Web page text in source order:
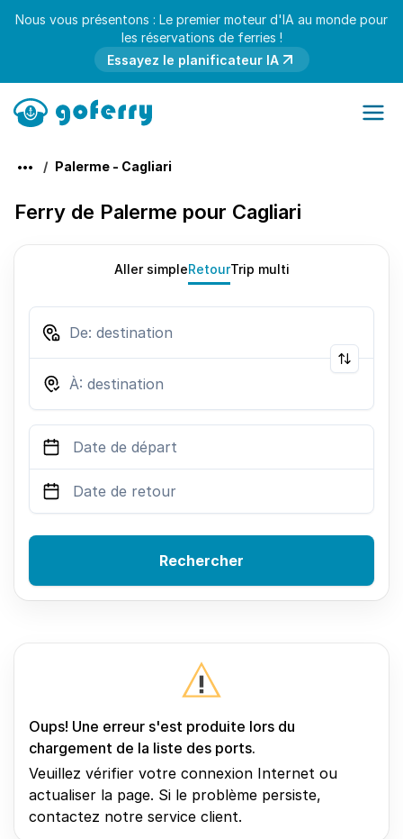
Nous vous présentons : Le premier moteur d'IA au monde pour
les réservations de ferries !
Essayez le planificateur IA
Palerme - Cagliari
Ferry de Palerme pour Cagliari
Aller simpleRetourTrip multi
Rechercher
Oups! Une erreur s'est produite lors du
chargement de la liste des ports.
Veuillez vérifier votre connexion Internet ou
actualiser la page. Si le problème persiste,
contactez notre service client.